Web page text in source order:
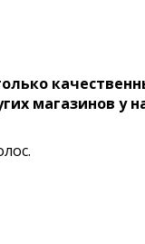
магазинов у